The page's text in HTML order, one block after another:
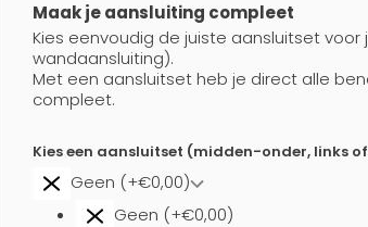
Maak je aansluiting compleet
Kies eenvoudig de juiste aansluitset
wandaansluiting).
Met een aansluitset heb je direct alle
compleet.
Kies een aansluitset (midden-onder, links
Geen (+€0,00)
Geen (+€0,00)